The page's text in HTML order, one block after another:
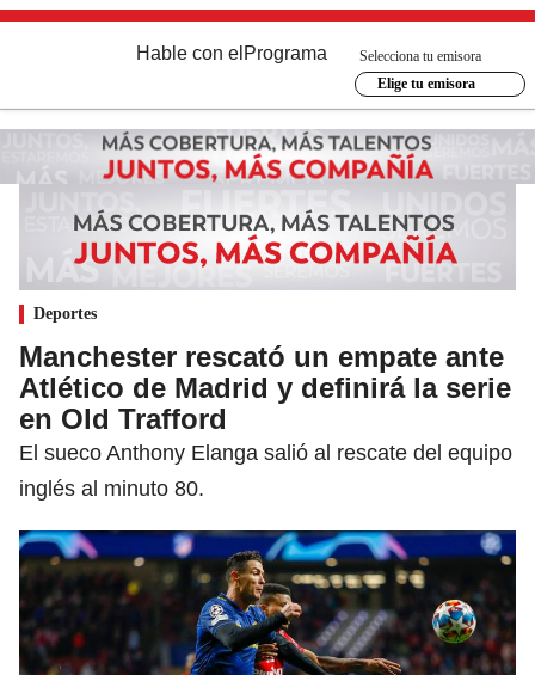
Hable con el Programa
Selecciona tu emisora
Elige tu emisora
Deportes
Manchester rescató un empate ante
Atlético de Madrid y definirá la serie
en Old Trafford
El sueco Anthony Elanga salió al rescate del equipo
inglés al minuto 80.